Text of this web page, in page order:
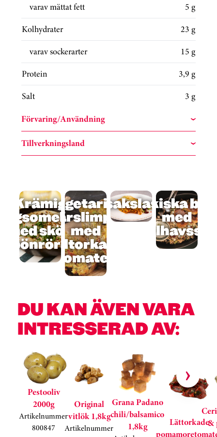
varav mättat fett
5 g
Kolhydrater
23 g
varav sockerarter
15 g
Protein
3,9 g
Salt
3 g
Förvaring/Användning
Tillverkningsland
Hoppa över kortkarusell
Krämig
med skön
bönröra
Vegetarisk
färslimpa
med
soltorkade
tomater
Grönsakslasagne
Grekiska
med
DU KAN ÄVEN VARA
INTRESSERAD AV:
Hoppa över kortkarusell
Pestooliv
2000g
Artikelnummer
800847
Original
vitlök 1,8kg
Artikelnummer
Grana Padano
chili/balsamico
1,8kg
Lättorkade&